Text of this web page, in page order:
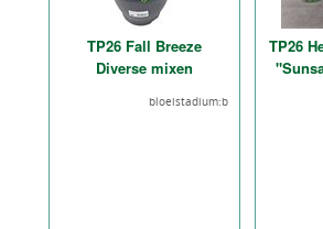
TP26 Fall Breeze
Diverse mixen
bloeistadium:b
TP26